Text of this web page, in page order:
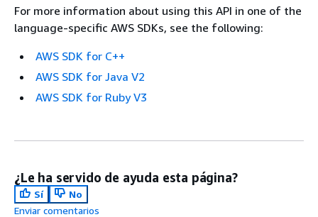
For more information about using this API in one of the
language-specific AWS SDKs, see the following:
AWS SDK for C++
AWS SDK for Java V2
AWS SDK for Ruby V3
¿Le ha servido de ayuda esta página?
Sí
No
Enviar comentarios